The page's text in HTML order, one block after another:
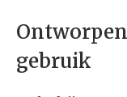
gebruik